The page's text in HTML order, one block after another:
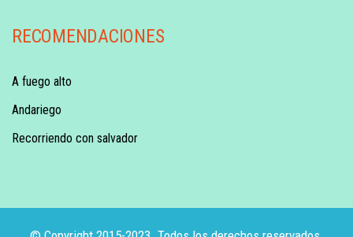
RECOMENDACIONES
A fuego alto
Andariego
Recorriendo con salvador